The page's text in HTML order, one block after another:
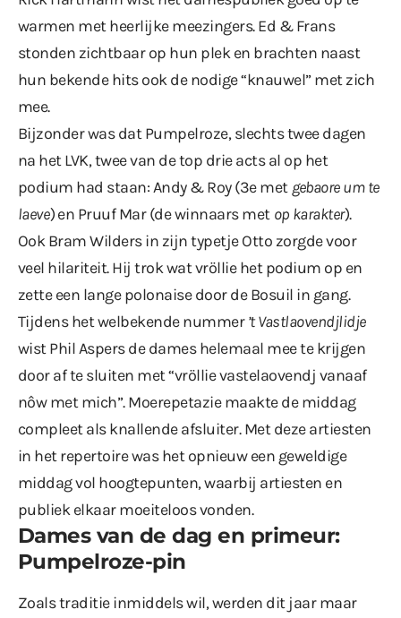
warmen met heerlijke meezingers. Ed & Frans
stonden zichtbaar op hun plek en brachten naast
hun bekende hits ook de nodige “knauwel” met zich
mee.
Bijzonder was dat Pumpelroze, slechts twee dagen
na het LVK, twee van de top drie acts al op het
podium had staan: Andy & Roy (3e met gebaore um te
laeve) en Pruuf Mar (de winnaars met op karakter).
Ook Bram Wilders in zijn typetje Otto zorgde voor
veel hilariteit. Hij trok wat vröllie het podium op en
zette een lange polonaise door de Bosuil in gang.
Tijdens het welbekende nummer’t Vastlaovendjlidje
wist Phil Aspers de dames helemaal mee te krijgen
door af te sluiten met “vröllie vastelaovendj vanaaf
nôw met mich”. Moerepetazie maakte de middag
compleet als knallende afsluiter. Met deze artiesten
in het repertoire was het opnieuw een geweldige
middag vol hoogtepunten, waarbij artiesten en
publiek elkaar moeiteloos vonden.
Dames van de dag en primeur:
Pumpelroze-pin
Zoals traditie inmiddels wil, werden dit jaar maar